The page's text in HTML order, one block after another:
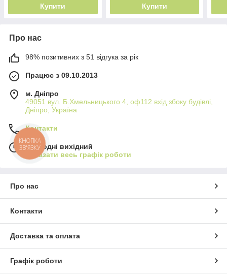
Купити Купити
Про нас
98% позитивних з 51 відгука за рік
Працює з 09.10.2013
м. Дніпро
49051 вул. Б.Хмельницького 4, оф112 вхід збоку будівлі,
Дніпро, Україна
Контакти
Сьогодні вихідний
Показати весь графік роботи
Про нас
Контакти
Доставка та оплата
Графік роботи
КНОПКА
ЗВ'ЯЗКУ